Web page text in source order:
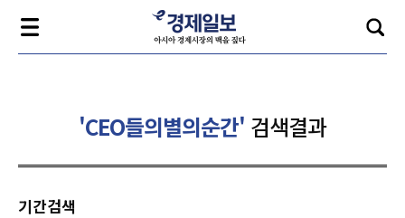
'CEO들의별의순간' 검색결과
기간검색